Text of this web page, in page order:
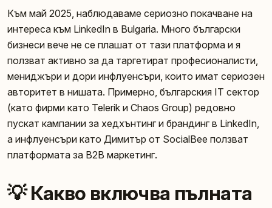
Към май 2025, наблюдаваме сериозно покачване на
интереса към LinkedIn в Bulgaria. Много български
бизнеси вече не се плашат от тази платформа и я
ползват активно за да таргетират професионалисти,
мениджъри и дори инфлуенсъри, които имат сериозен
авторитет в нишата. Примерно, българския IT сектор
(като фирми като Telerik и Chaos Group) редовно
пускат кампании за хедхънтинг и брандинг в LinkedIn,
а инфлуенсъри като Димитър от SocialBee ползват
платформата за B2B маркетинг.
💡 Какво включва пълната